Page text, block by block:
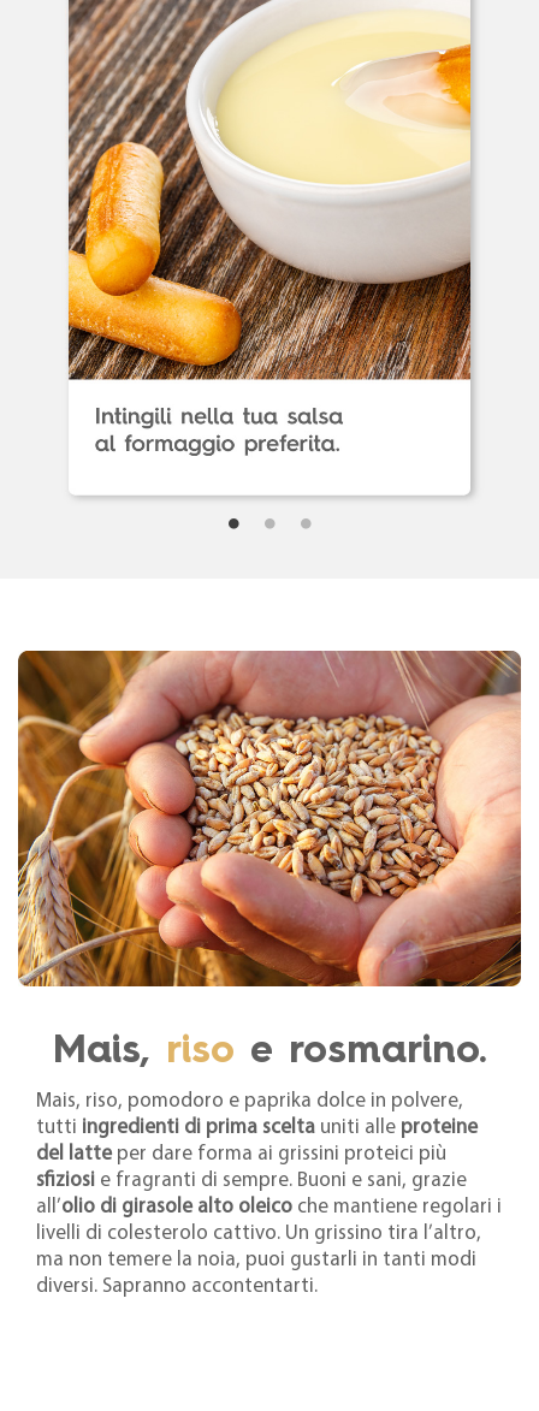
Mais, riso e rosmarino.
Mais, riso, pomodoro e paprika dolce in polvere,
tutti ingredienti di prima scelta uniti alle proteine
del latteper dare forma ai grissini proteici più
sfiziosi e fragranti di sempre. Buoni e sani, grazie
all’olio di girasole alto oleico che mantiene regolari i
livelli di colesterolo cattivo. Un grissino tira l’altro,
ma non temere la noia, puoi gustarli in tanti modi
diversi. Sapranno accontentarti.